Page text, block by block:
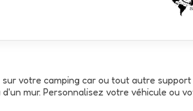
votre camping car ou tout autre support
mur. Personnalisez votre véhicule ou